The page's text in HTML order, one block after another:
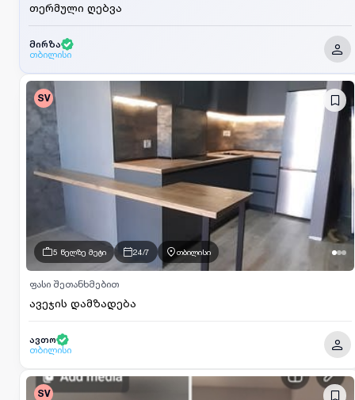
თერმული ღებვა
მირზა
თბილისი
SV
5 წელზე მეტი 24/7 თბილისი
ავეჯის დამზადება
ფასი შეთანხმებით
ავთო
თბილისი
SV